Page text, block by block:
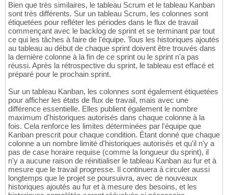
Bien que très similaires, le tableau Scrum et le tableau Kanban
sont très différents. Sur un tableau Scrum, les colonnes sont
étiquetées pour refléter les périodes dans le flux de travail
commençant avec le backlog de sprint et se terminant par tout
ce qui les tâches à faire de l'équipe. Tous les historiques ajoutés
au tableau au début de chaque sprint doivent être trouvés dans
la dernière colonne à la fin de ce sprint ou le sprint n'a pas
réussi. Après la rétrospective du sprint, le tableau est effacé et
préparé pour le prochain sprint.
Sur un tableau Kanban, les colonnes sont également étiquetées
pour afficher les états de flux de travail, mais avec une
différence essentielle. Elles publient également le nombre
maximum d'historiques autorisés dans chaque colonne à la
fois. Cela renforce les limites déterminées par l'équipe que
Kanban prescrit pour chaque condition. Étant donné que chaque
colonne a un nombre limité d'historiques autorisés et qu'il n'y a
pas de case horaire requise (comme la longueur du sprint), il
n'y a aucune raison de réinitialiser le tableau Kanban au fur et à
mesure que le travail progresse. Il continuera à circuler aussi
longtemps que le projet se poursuivra, avec de nouveaux
historiques ajoutés au fur et à mesure des besoins, et les